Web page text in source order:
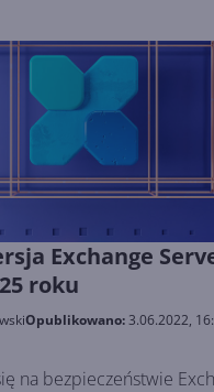
Exchange
roku
Opublikowano:3.06.2022,
na bezpieczeństwie